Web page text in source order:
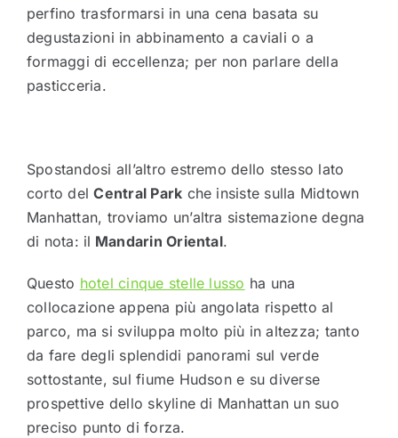
perfino trasformarsi in una cena basata su
degustazioni in abbinamento a caviali o a
formaggi di eccellenza; per non parlare della
pasticceria.
Spostandosi all’altro estremo dello stesso lato
corto delCentral Park che insiste sulla Midtown
Manhattan, troviamo un’altra sistemazione degna
di nota: il Mandarin Oriental.
Questo hotel cinque stelle lusso ha una
collocazione appena più angolata rispetto al
parco, ma si sviluppa molto più in altezza; tanto
da fare degli splendidi panorami sul verde
sottostante, sul fiume Hudson e su diverse
prospettive dello skyline di Manhattan un suo
preciso punto di forza.